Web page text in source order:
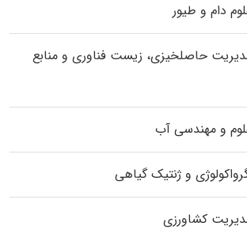
دام و طیور
حاصلخیزی، زیست فناوری و منابع
و مهندسی آب
و ژنتیک گیاهی
کشاورزی